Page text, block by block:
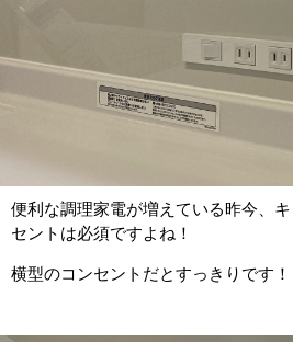
便利な調理家電が増えている昨今、
セントは必須ですよね！
横型のコンセントだとすっきりです！